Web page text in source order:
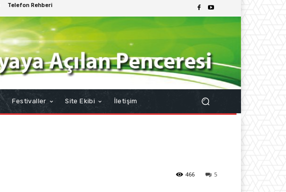
Telefon Rehberi
Festivaller Site Ekibi İletişim
5
466